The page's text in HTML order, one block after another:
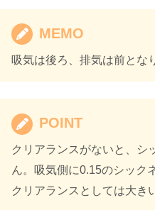
MEMO
吸気は後ろ、排気は前とな
POINT
クリアランスがないと、シ
ん。吸気側に0.15のシック
クリアランスとしては大き